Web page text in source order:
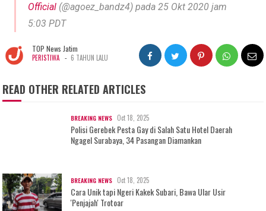
Official (@agoez_bandz4) pada 25 Okt 2020 jam
5:03 PDT
TOP News Jatim
PERISTIWA - 6 TAHUN LALU
READ OTHER RELATED ARTICLES
BREAKING NEWS Oct 18, 2025
Polisi Gerebek Pesta Gay di Salah Satu Hotel Daerah
Ngagel Surabaya, 34 Pasangan Diamankan
BREAKING NEWS Oct 18, 2025
Cara Unik tapi Ngeri Kakek Subari, Bawa Ular Usir
'Penjajah' Trotoar